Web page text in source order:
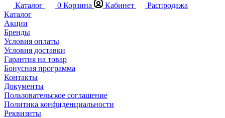
Каталог
0 Корзина Кабинет
Распродажа
Каталог
Акции
Бренды
Условия оплаты
Условия доставки
Гарантия на товар
Бонусная программа
Контакты
Документы
Пользовательское соглашение
Политика конфиденциальности
Реквизиты